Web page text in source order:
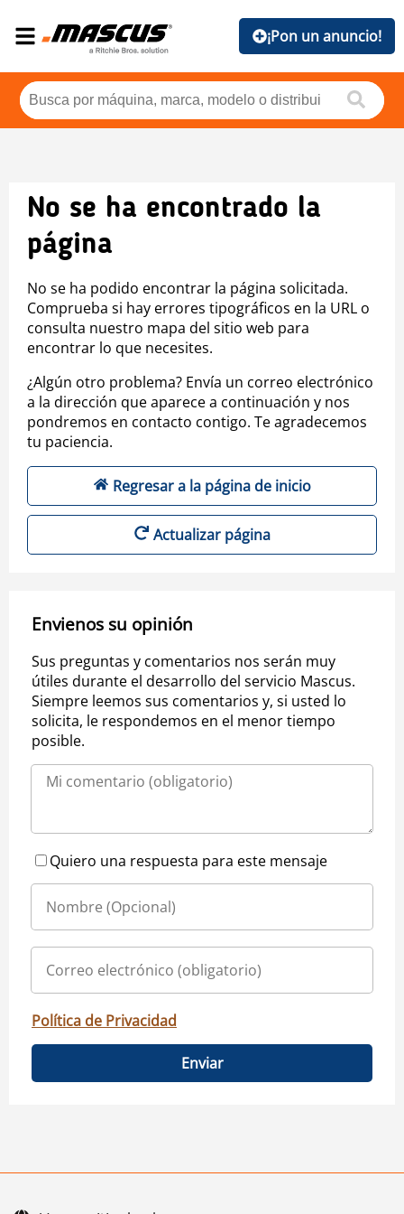
¡Pon un anuncio!
No se ha encontrado la
página
No se ha podido encontrar la página solicitada.
Comprueba si hay errores tipográficos en la URL o
consulta nuestro mapa del sitio web para
encontrar lo que necesites.
¿Algún otro problema? Envía un correo electrónico
a la dirección que aparece a continuación y nos
pondremos en contacto contigo. Te agradecemos
tu paciencia.
Regresar a la página de inicio
Actualizar página
Envienos su opinión
Sus preguntas y comentarios nos serán muy
útiles durante el desarrollo del servicio Mascus.
Siempre leemos sus comentarios y, si usted lo
solicita, le respondemos en el menor tiempo
posible.
Quiero una respuesta para este mensaje
Política de Privacidad
Enviar